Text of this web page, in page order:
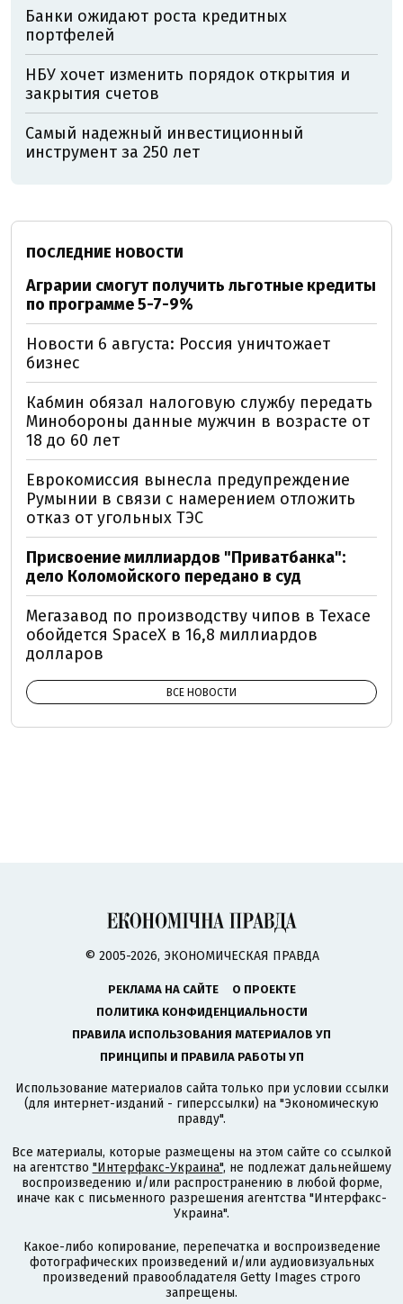
Банки ожидают роста кредитных
портфелей
НБУ хочет изменить порядок открытия и
закрытия счетов
Самый надежный инвестиционный
инструмент за 250 лет
ПОСЛЕДНИЕ НОВОСТИ
Аграрии смогут получить льготные кредиты
по программе 5-7-9%
Новости 6 августа: Россия уничтожает
бизнес
Кабмин обязал налоговую службу передать
Минобороны данные мужчин в возрасте от
18 до 60 лет
Еврокомиссия вынесла предупреждение
Румынии в связи с намерением отложить
отказ от угольных ТЭС
Присвоение миллиардов "Приватбанка":
дело Коломойского передано в суд
Мегазавод по производству чипов в Техасе
обойдется SpaceX в 16,8 миллиардов
долларов
ВСЕ НОВОСТИ
© 2005-2026, ЭКОНОМИЧЕСКАЯ ПРАВДА
РЕКЛАМА НА САЙТЕ
О ПРОЕКТЕ
ПОЛИТИКА КОНФИДЕНЦИАЛЬНОСТИ
ПРАВИЛА ИСПОЛЬЗОВАНИЯ МАТЕРИАЛОВ УП
ПРИНЦИПЫ И ПРАВИЛА РАБОТЫ УП
Использование материалов сайта только при условии ссылки
(для интернет-изданий - гиперссылки) на "Экономическую
правду".
Все материалы, которые размещены на этом сайте со ссылкой
на агентство "Интерфакс-Украина", не подлежат дальнейшему
воспроизведению и/или распространению в любой форме,
иначе как с письменного разрешения агентства "Интерфакс-
Украина".
Какое-либо копирование, перепечатка и воспроизведение
фотографических произведений и/или аудиовизуальных
произведений правообладателя Getty Images строго
запрещены.